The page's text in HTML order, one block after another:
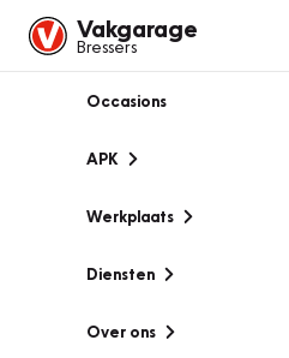
Vakgarage
Bressers
Occasions
APK
Werkplaats
Diensten
Over ons